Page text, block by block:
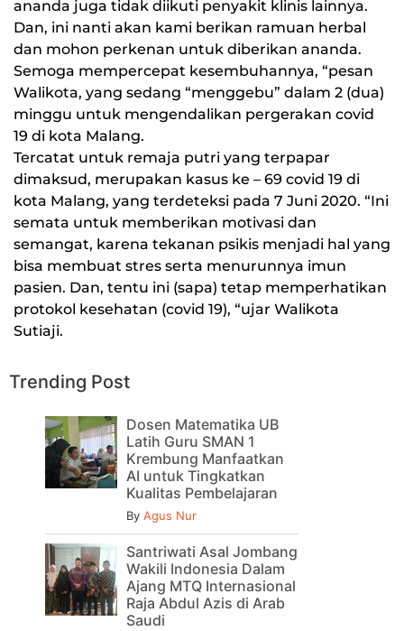
ananda juga tidak diikuti penyakit klinis lainnya.
Dan, ini nanti akan kami berikan ramuan herbal
dan mohon perkenan untuk diberikan ananda.
Semoga mempercepat kesembuhannya, “pesan
Walikota, yang sedang “menggebu” dalam 2 (dua)
minggu untuk mengendalikan pergerakan covid
19 di kota Malang.
Tercatat untuk remaja putri yang terpapar
dimaksud, merupakan kasus ke – 69 covid 19 di
kota Malang, yang terdeteksi pada 7 Juni 2020. “Ini
semata untuk memberikan motivasi dan
semangat, karena tekanan psikis menjadi hal yang
bisa membuat stres serta menurunnya imun
pasien. Dan, tentu ini (sapa) tetap memperhatikan
protokol kesehatan (covid 19), “ujar Walikota
Sutiaji.
Trending Post
Dosen Matematika UB
Latih Guru SMAN 1
Krembung Manfaatkan
AI untuk Tingkatkan
Kualitas Pembelajaran
By Agus Nur
Santriwati Asal Jombang
Wakili Indonesia Dalam
Ajang MTQ Internasional
Raja Abdul Azis di Arab
Saudi